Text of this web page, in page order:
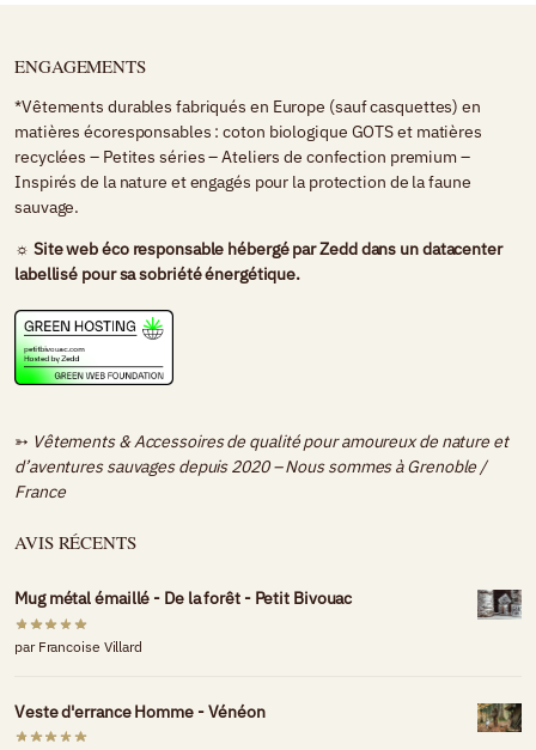
ENGAGEMENTS
*Vêtements durables fabriqués en Europe (sauf casquettes) en
matières écoresponsables : coton biologique GOTS et matières
recyclées – Petites séries – Ateliers de confection premium –
Inspirés de la nature et engagés pour la protection de la faune
sauvage.
☼ Site web éco responsable hébergé parZedddans un datacenter
labellisé pour sa sobriété énergétique.
➳ Vêtements & Accessoires de qualité pour amoureux de nature et
d’aventures sauvages depuis 2020 – Nous sommes àGrenoble /
France
AVIS RÉCENTS
Mug métal émaillé - De la forêt - Petit Bivouac
par Francoise Villard
Veste d'errance Homme - Vénéon